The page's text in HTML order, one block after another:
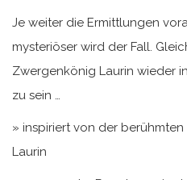
Je weiter die Ermittlungen
mysteriöser wird der Fall.
Zwergenkönig Laurin wieder
zu sein …
» inspiriert von der
Laurin